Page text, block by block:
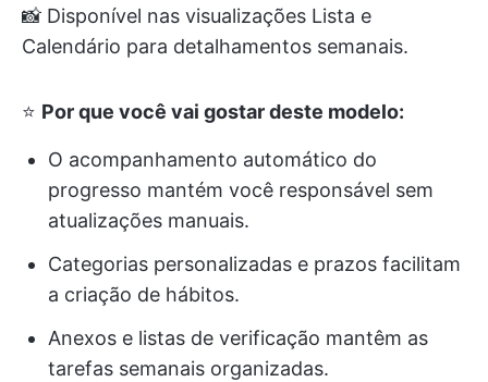
📸 Disponível nas visualizações Lista e
Calendário para detalhamentos semanais.
⭐ Por que você vai gostar deste modelo:
O acompanhamento automático do
progresso mantém você responsável sem
atualizações manuais.
Categorias personalizadas e prazos facilitam
a criação de hábitos.
Anexos e listas de verificação mantêm as
tarefas semanais organizadas.